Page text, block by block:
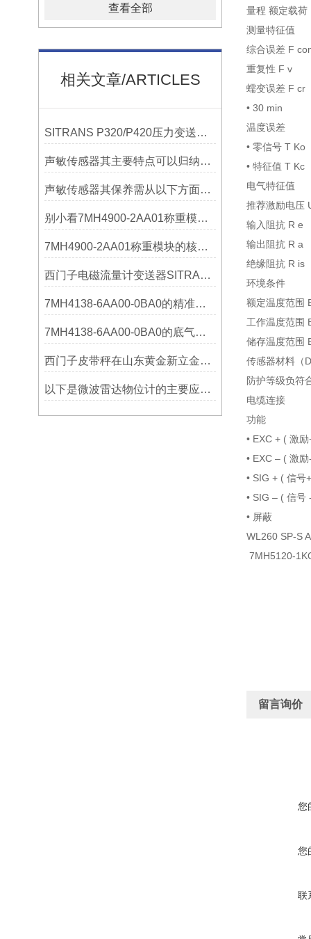
查看全部
相关文章/ARTICLES
SITRANS P320/P420压力变送器概述
声敏传感器其主要特点可以归纳为以下几个核心维度
声敏传感器其保养需从以下方面入手
别小看7MH4900-2AA01称重模块！这些你日常接触的领域，早已离不开它
7MH4900-2AA01称重模块的核心亮点，藏着让效率翻倍的“关键密码”
西门子电磁流量计变送器SITRANS FMT020的功能
7MH4138-6AA00-0BA0的精准从何而来？关键组成部分，藏着答案！
7MH4138-6AA00-0BA0的底气：这些核心功能，让精准称重不再是难题
西门子皮带秤在山东黄金新立金矿的成功应用
以下是微波雷达物位计的主要应用领域及具体场景分析
量程 额定
测量特征值
综合误差
重复性
蠕变误差 F cr
• 30
温度误差
• 零信号
• 特征值
电气特征值
推荐激励
输入阻
输出阻
绝缘阻抗
环境条件
额定温度
工作温度
储存温度
传感器材
防护等级负
电缆连接
功
• EXC +
• EXC –
• SIG + (
• SIG – (
• 屏
WL260 SP-
7MH5120-
留言询价
您
您
联